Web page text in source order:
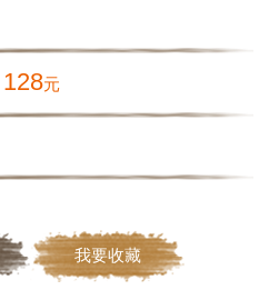
128元
我要收藏